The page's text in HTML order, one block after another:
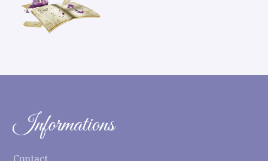
Informations